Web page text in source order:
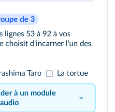
de 3
lignes 53 à 92 à vos
choisit d'incarner l'un des
Taro La tortue
à un module